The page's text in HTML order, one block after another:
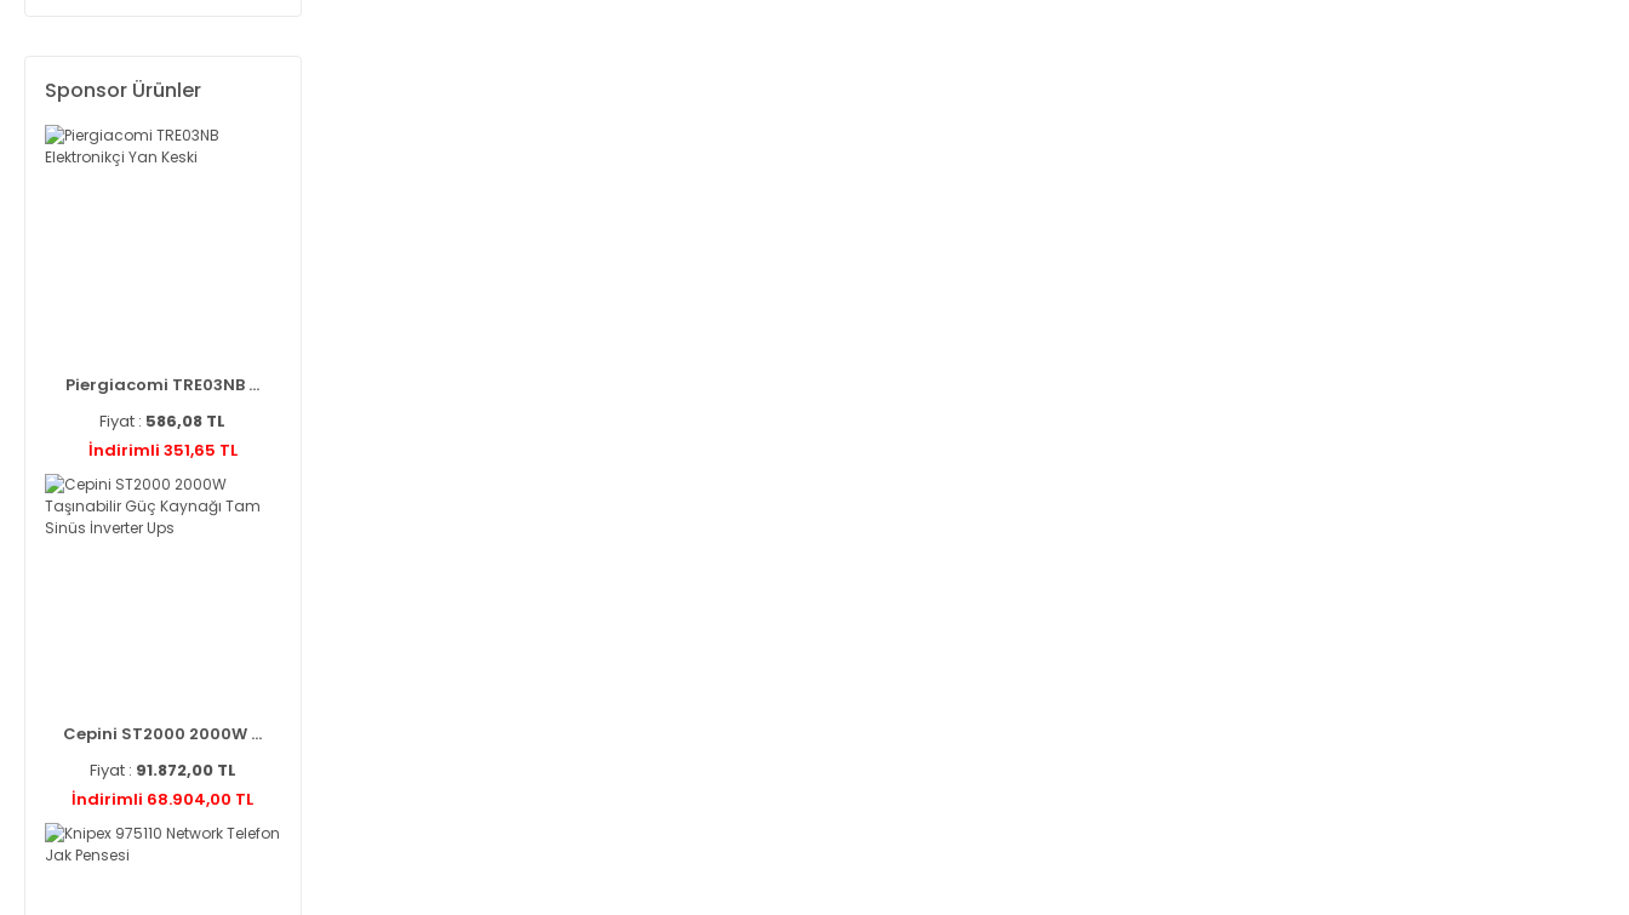
Sponsor Ürünler
Piergiacomi TRE03NB ...
Fiyat : 586,08 TL
İndirimli 351,65 TL
Cepini ST2000 2000W ...
Fiyat : 91.872,00 TL
İndirimli 68.904,00 TL